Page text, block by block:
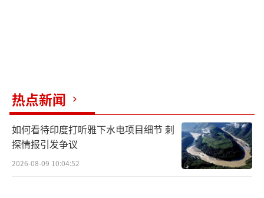
热点新闻
如何看待印度打听雅下水电项目细节 刺
探情报引发争议
2026-08-09 10:04:52